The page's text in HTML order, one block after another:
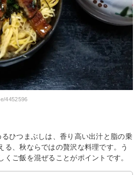
4452596
ひつまぶしは、香り高い出汁と脂の乗
る、秋ならではの贅沢な料理です。う
くご飯を混ぜることがポイントです。